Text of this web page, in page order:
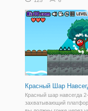
объявился вор, который
чужой чемодан.
Красный Шар
Красный шар навсегда
захватывающий